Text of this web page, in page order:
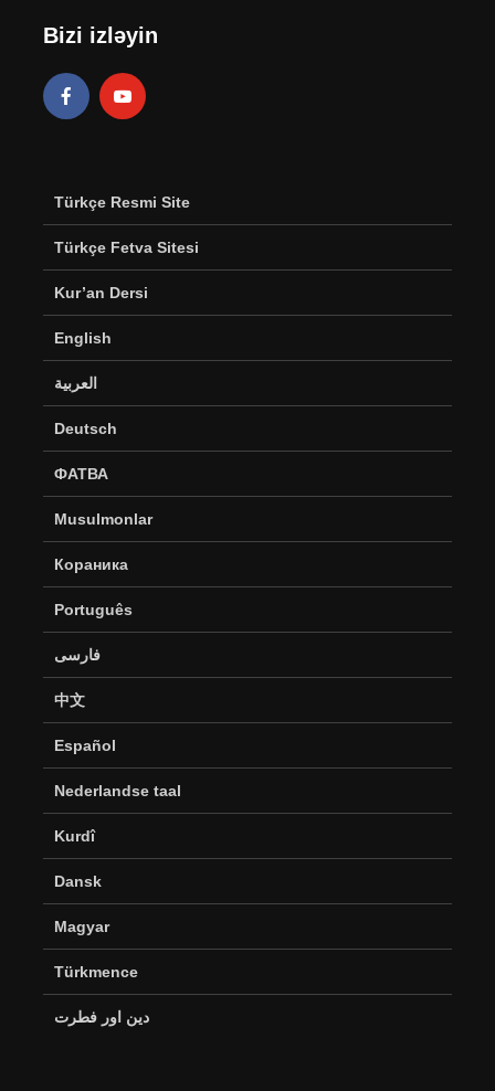
Bizi izləyin
Türkçe Resmi Site
Türkçe Fetva Sitesi
Kur’an Dersi
English
العربية
Deutsch
ФАТВА
Musulmonlar
Кораника
Português
فارسی
中文
Español
Nederlandse taal
Kurdî
Dansk
Magyar
Türkmence
دین اور فطرت